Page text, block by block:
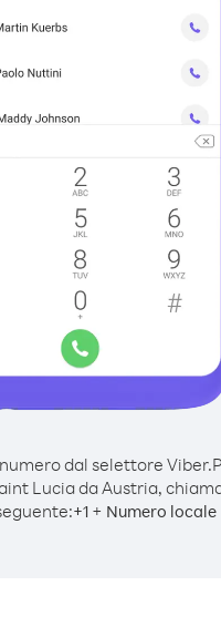
dal selettore Viber.
Lucia da Austria,
+1+ Numero locale